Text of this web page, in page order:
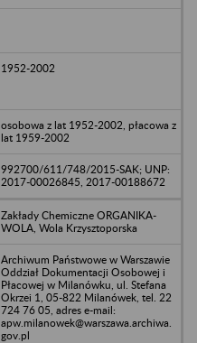
1952-2002
osobowa z lat 1952-2002, płacowa z
lat 1959-2002
992700/611/748/2015-SAK; UNP:
2017-00026845, 2017-00188672
Zakłady Chemiczne ORGANIKA-
WOLA, Wola Krzysztoporska
Archiwum Państwowe w Warszawie
Oddział Dokumentacji Osobowej i
Płacowej w Milanówku, ul. Stefana
Okrzei 1, 05-822 Milanówek, tel. 22
724 76 05, adres e-mail:
apw.milanowek@warszawa.archiwa.
gov.pl